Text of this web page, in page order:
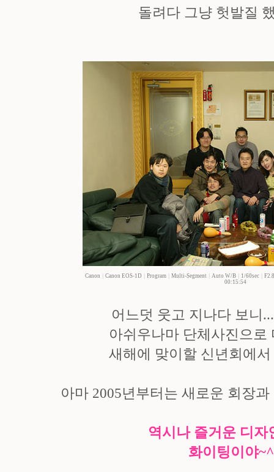
돌려다 그냥 헛발질
Canon Canon EOS-1D Program Multi-Segment Auto W/B 1/60sec
F2.8
00:15:54
어느덧 웃고 지나다 보니
아쉬우나마 단체사진으로
새해에 맞이할 신년회에
아마 2005년부터는 새로운 회장
역시나 즐거운 디자
화이팅이야